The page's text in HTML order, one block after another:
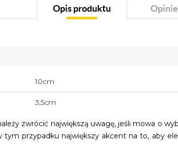
Opis produktu
10cm
3,5cm
zwrócić największą uwagę, jeśli mowa o
tym przypadku największy akcent na to, aby